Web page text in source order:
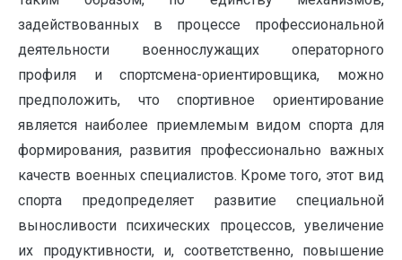
задействованных в процессе профессиональной
деятельности военнослужащих операторного
профиля и спортсмена-ориентировщика, можно
предположить, что спортивное ориентирование
является наиболее приемлемым видом спорта для
формирования, развития профессионально важных
качеств военных специалистов. Кроме того, этот вид
спорта предопределяет развитие специальной
выносливости психических процессов, увеличение
их продуктивности, и, соответственно, повышение